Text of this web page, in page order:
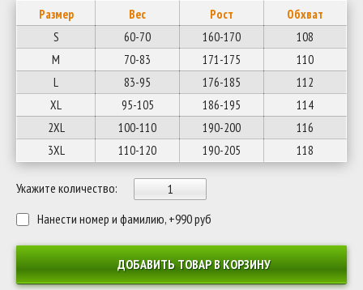
Размер Вес Рост
Обхват
S
60-70 160-170
108
M
70-83 171-175
110
L
83-95 176-185
112
XL
95-105 186-195
114
2XL
100-110 190-200
116
3XL
110-120 190-205 118
Укажите количество:
Нанести номер и фамилию, +990 руб
ДОБАВИТЬ ТОВАР В КОРЗИНУ